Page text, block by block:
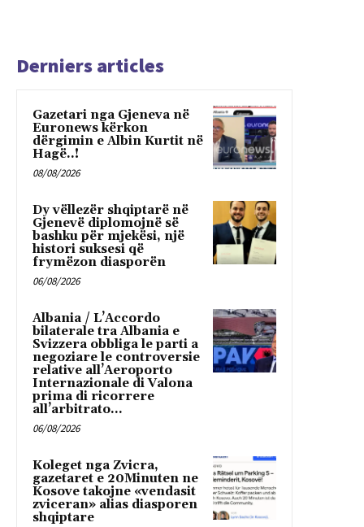
Derniers articles
Gazetari nga Gjeneva në
Euronews kërkon
dërgimin e Albin Kurtit në
Hagë..!
08/08/2026
Dy vëllezër shqiptarë në
Gjenevë diplomojnë së
bashku për mjekësi, një
histori suksesi që
frymëzon diasporën
06/08/2026
Albania / L’Accordo
bilaterale tra Albania e
Svizzera obbliga le parti a
negoziare le controversie
relative all’Aeroporto
Internazionale di Valona
prima di ricorrere
all’arbitrato...
06/08/2026
Koleget nga Zvicra,
gazetaret e 20Minuten ne
Kosove takojne «vendasit
zviceran» alias diasporen
shqiptare